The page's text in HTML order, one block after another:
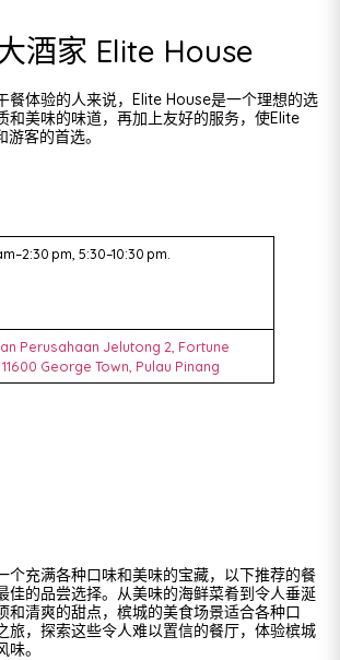
酒家 Elite House
餐体验的人来说，Elite House是一个理想的选
和美味的味道，再加上友好的服务，使Elite
客的首选。
pm, 5:30–10:30 pm.
Perusahaan Jelutong 2, Fortune
George Town, Pulau Pinang
个充满各种口味和美味的宝藏，以下推荐的餐
佳的品尝选择。从美味的海鲜菜肴到令人垂涎
和清爽的甜点，槟城的美食场景适合各种口
旅，探索这些令人难以置信的餐厅，体验槟城
。